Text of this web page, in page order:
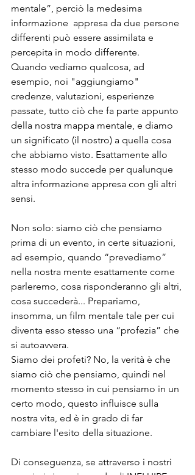
mentale”, perciò la medesima
informazione  appresa da due persone
differenti può essere assimilata e
percepita in modo differente.
Quando vediamo qualcosa, ad
esempio, noi "aggiungiamo"
credenze, valutazioni, esperienze
passate, tutto ciò che fa parte appunto
della nostra mappa mentale, e diamo
un significato (il nostro) a quella cosa
che abbiamo visto. Esattamente allo
stesso modo succede per qualunque
altra informazione appresa con gli altri
sensi.
Non solo: siamo ciò che pensiamo
prima di un evento, in certe situazioni,
ad esempio, quando “prevediamo”
nella nostra mente esattamente come
parleremo, cosa risponderanno gli altri,
cosa succederà... Prepariamo,
insomma, un film mentale tale per cui
diventa esso stesso una “profezia” che
si autoavvera.
Siamo dei profeti? No, la verità è che
siamo ciò che pensiamo, quindi nel
momento stesso in cui pensiamo in un
certo modo, questo influisce sulla
nostra vita, ed è in grado di far
cambiare l'esito della situazione.
Di conseguenza, se attraverso i nostri